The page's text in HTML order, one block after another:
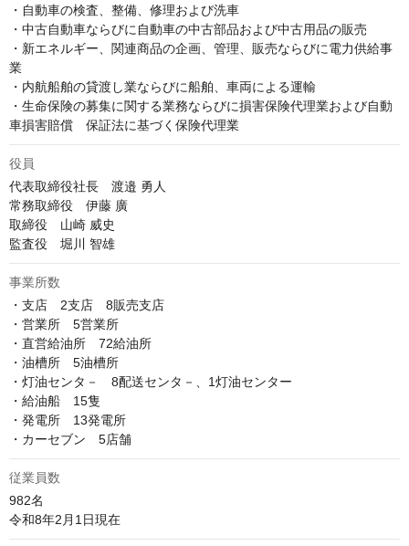
・自動車の検査、整備、修理および洗車
・中古自動車ならびに自動車の中古部品および中古用品の販売
・新エネルギー、関連商品の企画、管理、販売ならびに電力供給事
業
・内航船舶の貸渡し業ならびに船舶、車両による運輸
・生命保険の募集に関する業務ならびに損害保険代理業および自動
車損害賠償　保証法に基づく保険代理業
役員
代表取締役社長　渡邉 勇人
常務取締役　伊藤 廣
取締役　山崎 威史
事業所数
・支店　2支店　8販売支店
・営業所　5営業所
・直営給油所　72給油所
・油槽所　5油槽所
・灯油センタ－　8配送センタ－、1灯油センター
・給油船　15隻
・発電所　13発電所
・カーセブン　5店舗
従業員数
982名
令和8年2月1日現在